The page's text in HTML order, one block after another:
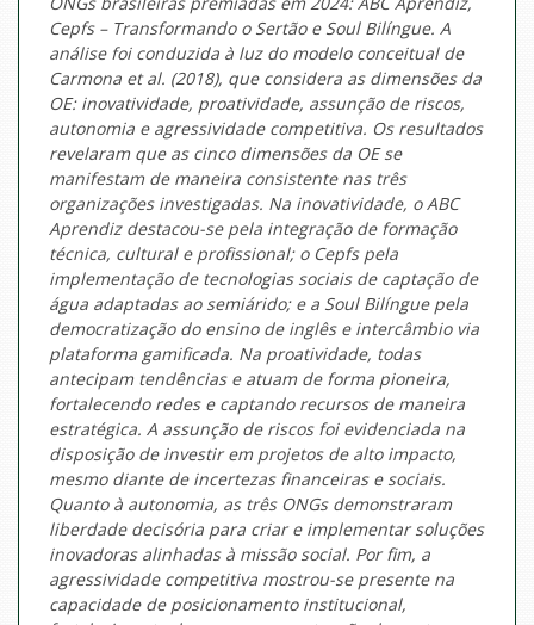
Cepfs – Transformando o Sertão e Soul Bilíngue. A
análise foi conduzida à luz do modelo conceitual de
Carmona et al. (2018), que considera as dimensões da
OE: inovatividade, proatividade, assunção de riscos,
autonomia e agressividade competitiva. Os resultados
revelaram que as cinco dimensões da OE se
manifestam de maneira consistente nas três
organizações investigadas. Na inovatividade, o ABC
Aprendiz destacou-se pela integração de formação
técnica, cultural e profissional; o Cepfs pela
implementação de tecnologias sociais de captação de
água adaptadas ao semiárido; e a Soul Bilíngue pela
democratização do ensino de inglês e intercâmbio via
plataforma gamificada. Na proatividade, todas
antecipam tendências e atuam de forma pioneira,
fortalecendo redes e captando recursos de maneira
estratégica. A assunção de riscos foi evidenciada na
disposição de investir em projetos de alto impacto,
mesmo diante de incertezas financeiras e sociais.
Quanto à autonomia, as três ONGs demonstraram
liberdade decisória para criar e implementar soluções
inovadoras alinhadas à missão social. Por fim, a
agressividade competitiva mostrou-se presente na
capacidade de posicionamento institucional,